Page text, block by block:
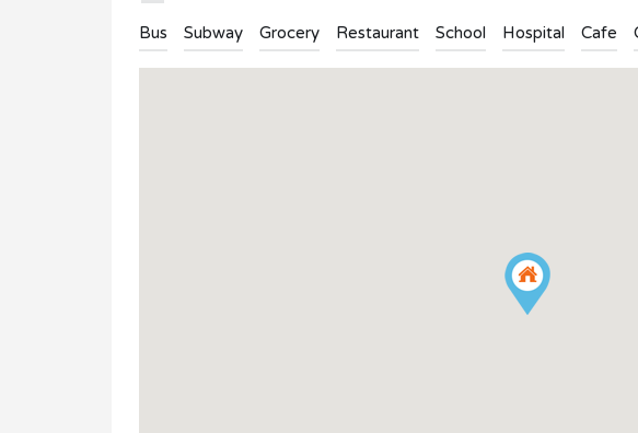
Bus Subway Grocery Restaurant School Hospital Cafe